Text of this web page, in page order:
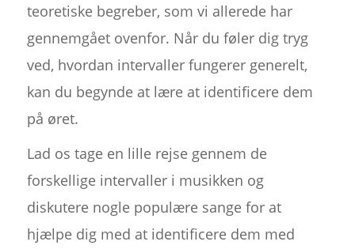
teoretiske begreber, som vi allerede har
gennemgået ovenfor. Når du føler dig tryg
ved, hvordan intervaller fungerer generelt,
kan du begynde at lære at identificere dem
på øret.
Lad os tage en lille rejse gennem de
forskellige intervaller i musikken og
diskutere nogle populære sange for at
hjælpe dig med at identificere dem med